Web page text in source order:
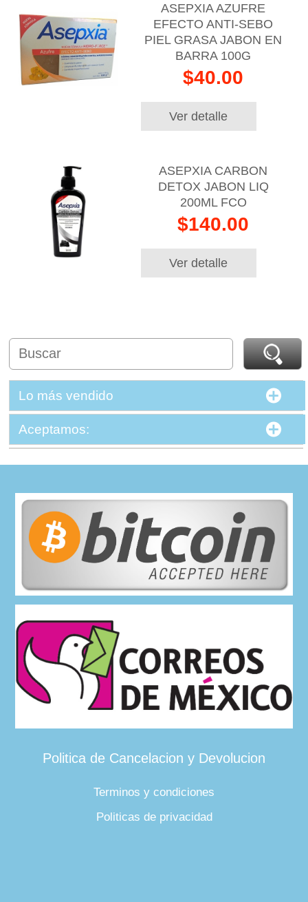
ASEPXIA AZUFRE
EFECTO ANTI-SEBO
PIEL GRASA JABON EN
BARRA 100G
$40.00
Ver detalle
ASEPXIA CARBON
DETOX JABON LIQ
200ML FCO
$140.00
Ver detalle
Lo más vendido
Aceptamos:
Politica de Cancelacion y Devolucion
Terminos y condiciones
Politicas de privacidad